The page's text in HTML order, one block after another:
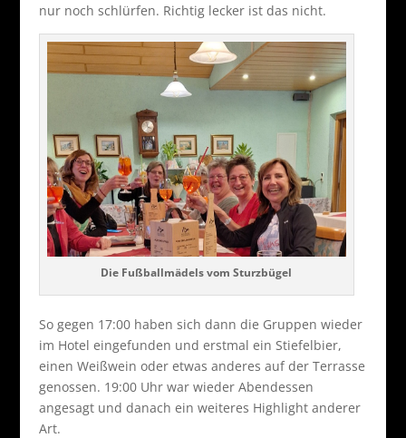
nur noch schlürfen. Richtig lecker ist das nicht.
Die Fußballmädels vom Sturzbügel
So gegen 17:00 haben sich dann die Gruppen wieder
im Hotel eingefunden und erstmal ein Stiefelbier,
einen Weißwein oder etwas anderes auf der Terrasse
genossen. 19:00 Uhr war wieder Abendessen
angesagt und danach ein weiteres Highlight anderer
Art.